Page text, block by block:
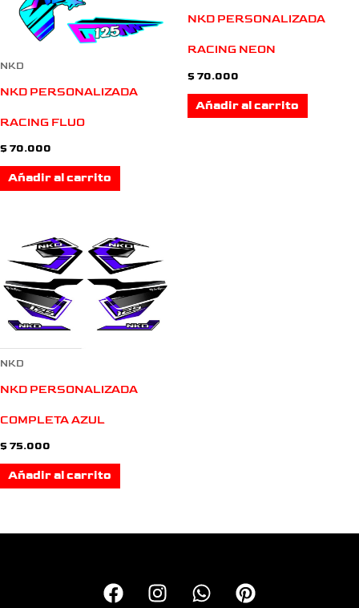
NKD
NKD PERSONALIZADA
RACING FLUO
$ 70.000
Añadir al carrito
NKD PERSONALIZADA
RACING NEON
$ 70.000
Añadir al carrito
NKD
NKD PERSONALIZADA
COMPLETA AZUL
$ 75.000
Añadir al carrito